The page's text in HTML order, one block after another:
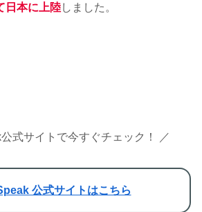
日本に上陸しました。
式サイトで今すぐチェック！ ／
公式サイトはこちら